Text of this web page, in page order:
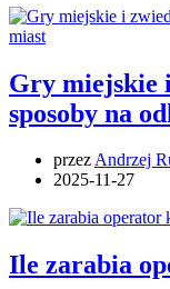
Gry miejskie
sposoby na
przezAndrzej
2025-11-27
Ile zarabia